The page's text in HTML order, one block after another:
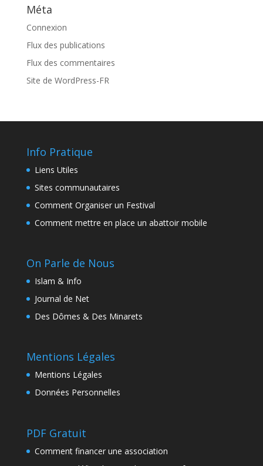
Méta
Connexion
Flux des publications
Flux des commentaires
Site de WordPress-FR
Info Pratique
Liens Utiles
Sites communautaires
Comment Organiser un Festival
Comment mettre en place un abattoir mobile
On Parle de Nous
Islam & Info
Journal de Net
Des Dômes & Des Minarets
Mentions Légales
Mentions Légales
Données Personnelles
PDF Gratuit
Comment financer une association